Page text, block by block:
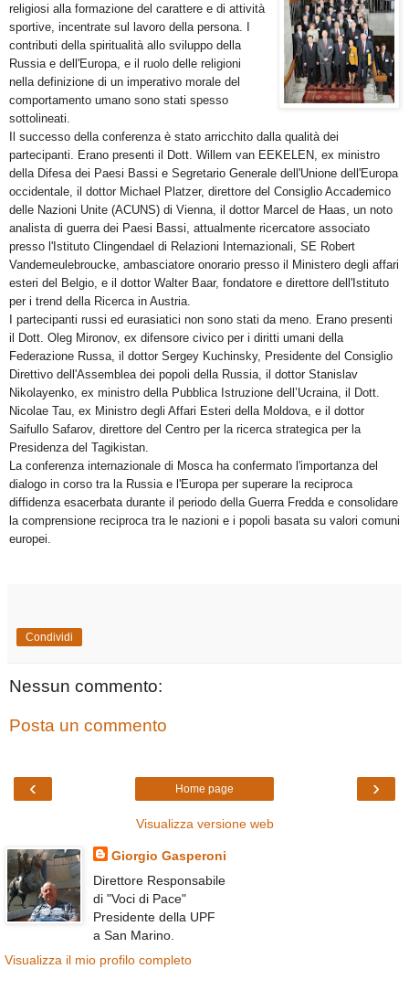
religiosi alla formazione del carattere e di attività
sportive, incentrate sul lavoro della persona. I
contributi della spiritualità allo sviluppo della
Russia e dell'Europa, e il ruolo delle religioni
nella definizione di un imperativo morale del
comportamento umano sono stati spesso
sottolineati.
Il successo della conferenza è stato arricchito dalla qualità dei
partecipanti. Erano presenti il Dott. Willem van EEKELEN, ex ministro
della Difesa dei Paesi Bassi e Segretario Generale dell'Unione dell'Europa
occidentale, il dottor Michael Platzer, direttore del Consiglio Accademico
delle Nazioni Unite (ACUNS) di Vienna, il dottor Marcel de Haas, un noto
analista di guerra dei Paesi Bassi, attualmente ricercatore associato
presso l'Istituto Clingendael di Relazioni Internazionali, SE Robert
Vandemeulebroucke, ambasciatore onorario presso il Ministero degli affari
esteri del Belgio, e il dottor Walter Baar, fondatore e direttore dell'Istituto
per i trend della Ricerca in Austria.
I partecipanti russi ed eurasiatici non sono stati da meno. Erano presenti
il Dott. Oleg Mironov, ex difensore civico per i diritti umani della
Federazione Russa, il dottor Sergey Kuchinsky, Presidente del Consiglio
Direttivo dell'Assemblea dei popoli della Russia, il dottor Stanislav
Nikolayenko, ex ministro della Pubblica Istruzione dell’Ucraina, il Dott.
Nicolae Tau, ex Ministro degli Affari Esteri della Moldova, e il dottor
Saifullo Safarov, direttore del Centro per la ricerca strategica per la
Presidenza del Tagikistan.
La conferenza internazionale di Mosca ha confermato l'importanza del
dialogo in corso tra la Russia e l'Europa per superare la reciproca
diffidenza esacerbata durante il periodo della Guerra Fredda e consolidare
la comprensione reciproca tra le nazioni e i popoli basata su valori comuni
europei.
Condividi
Nessun commento:
Posta un commento
‹ ›
Home page
Visualizza versione web
Giorgio Gasperoni
Direttore Responsabile
di "Voci di Pace"
Presidente della UPF
a San Marino.
Visualizza il mio profilo completo